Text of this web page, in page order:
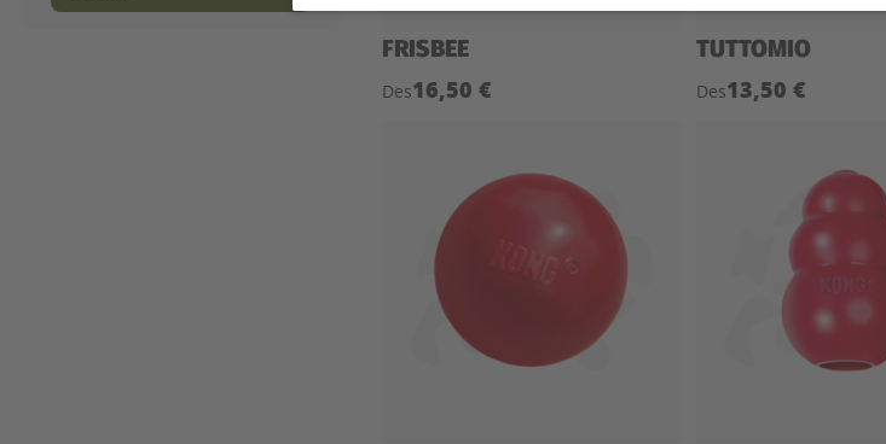
FRISBEE
Des16,50 €
TUTTOMIO
Des13,50 €